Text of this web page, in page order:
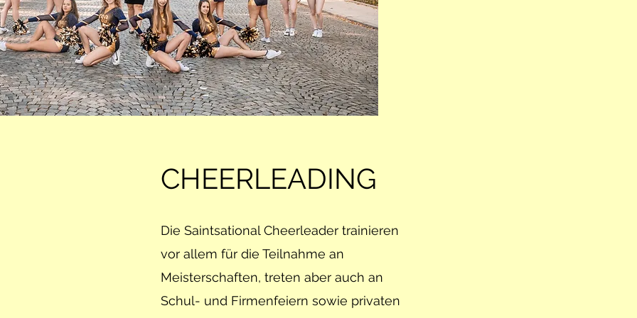
CHEERLEADING
Die Saintsational Cheerleader trainieren
vor allem für die Teilnahme an
Meisterschaften, treten aber auch an
Schul- und Firmenfeiern sowie privaten